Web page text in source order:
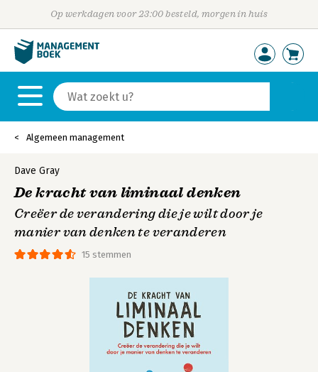
Op werkdagen voor 23:00 besteld, morgen in huis
Algemeen management
15 stemmen
Dave Gray
De kracht van liminaal denken
Creëer de verandering die je wilt door je
manier van denken te veranderen